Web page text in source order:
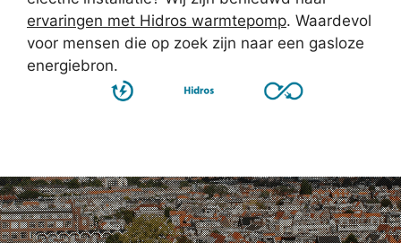
ervaringen met Hidros warmtepomp. Waardevol
voor mensen die op zoek zijn naar een gasloze
energiebron.